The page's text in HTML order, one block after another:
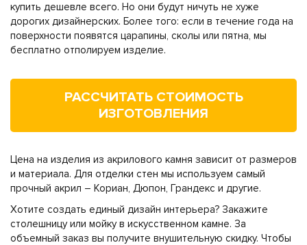
купить дешевле всего. Но они будут ничуть не хуже
дорогих дизайнерских. Более того: если в течение года на
поверхности появятся царапины, сколы или пятна, мы
бесплатно отполируем изделие.
РАССЧИТАТЬ СТОИМОСТЬ
ИЗГОТОВЛЕНИЯ
Цена на изделия из акрилового камня зависит от размеров
и материала. Для отделки стен мы используем самый
прочный акрил – Кориан, Дюпон, Грандекс и другие.
Хотите создать единый дизайн интерьера? Закажите
столешницу или мойку в искусственном камне. За
объемный заказ вы получите внушительную скидку. Чтобы